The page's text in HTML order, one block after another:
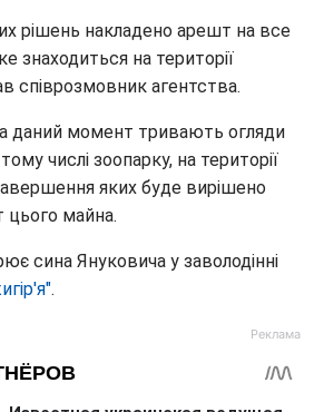
рішень накладено арешт на все
знаходиться на території
співрозмовник агентства.
даний момент тривають огляди
числі зоопарку, на території
яких буде вирішено
цього майна.
сина Януковича у заволодінні
.